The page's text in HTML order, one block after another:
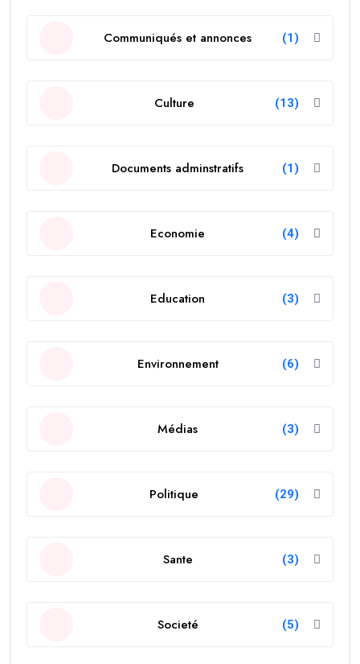
Communiqués et annonces (1)
Culture (13)
Documents adminstratifs (1)
Economie (4)
Education (3)
Environnement (6)
Médias (3)
Politique (29)
Sante (3)
Societé (5)